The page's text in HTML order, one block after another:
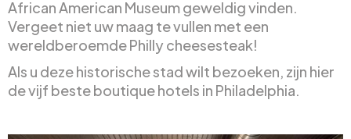
African American Museum geweldig vinden.
Vergeet niet uw maag te vullen met een
wereldberoemde Philly cheesesteak!
Als u deze historische stad wilt bezoeken, zijn hier
de vijf beste boutique hotels in Philadelphia.